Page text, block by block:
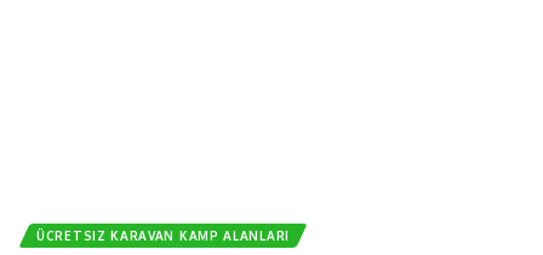
ÜCRETSIZ KARAVAN KAMP ALANLARI